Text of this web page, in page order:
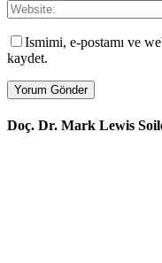
Ismimi, e-postamı ve
kaydet.
Doç. Dr. Mark Lewis